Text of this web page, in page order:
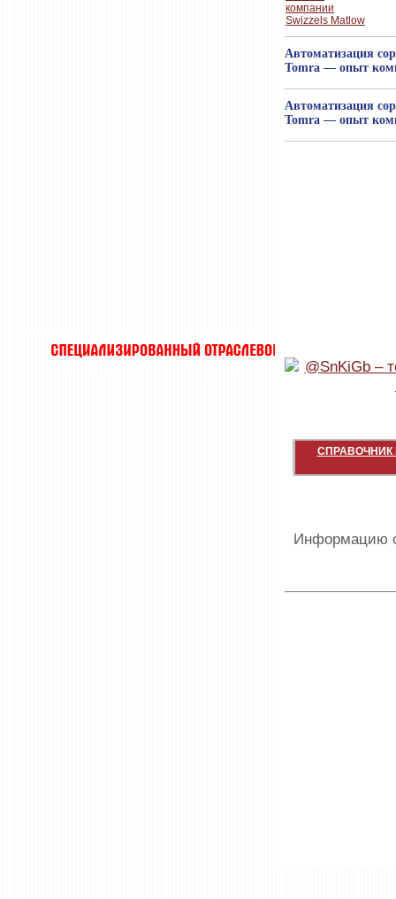
Автоматизация
Tomra — опыт
Автоматизация
Tomra — опыт
СПРАВОЧНИК
Информацию